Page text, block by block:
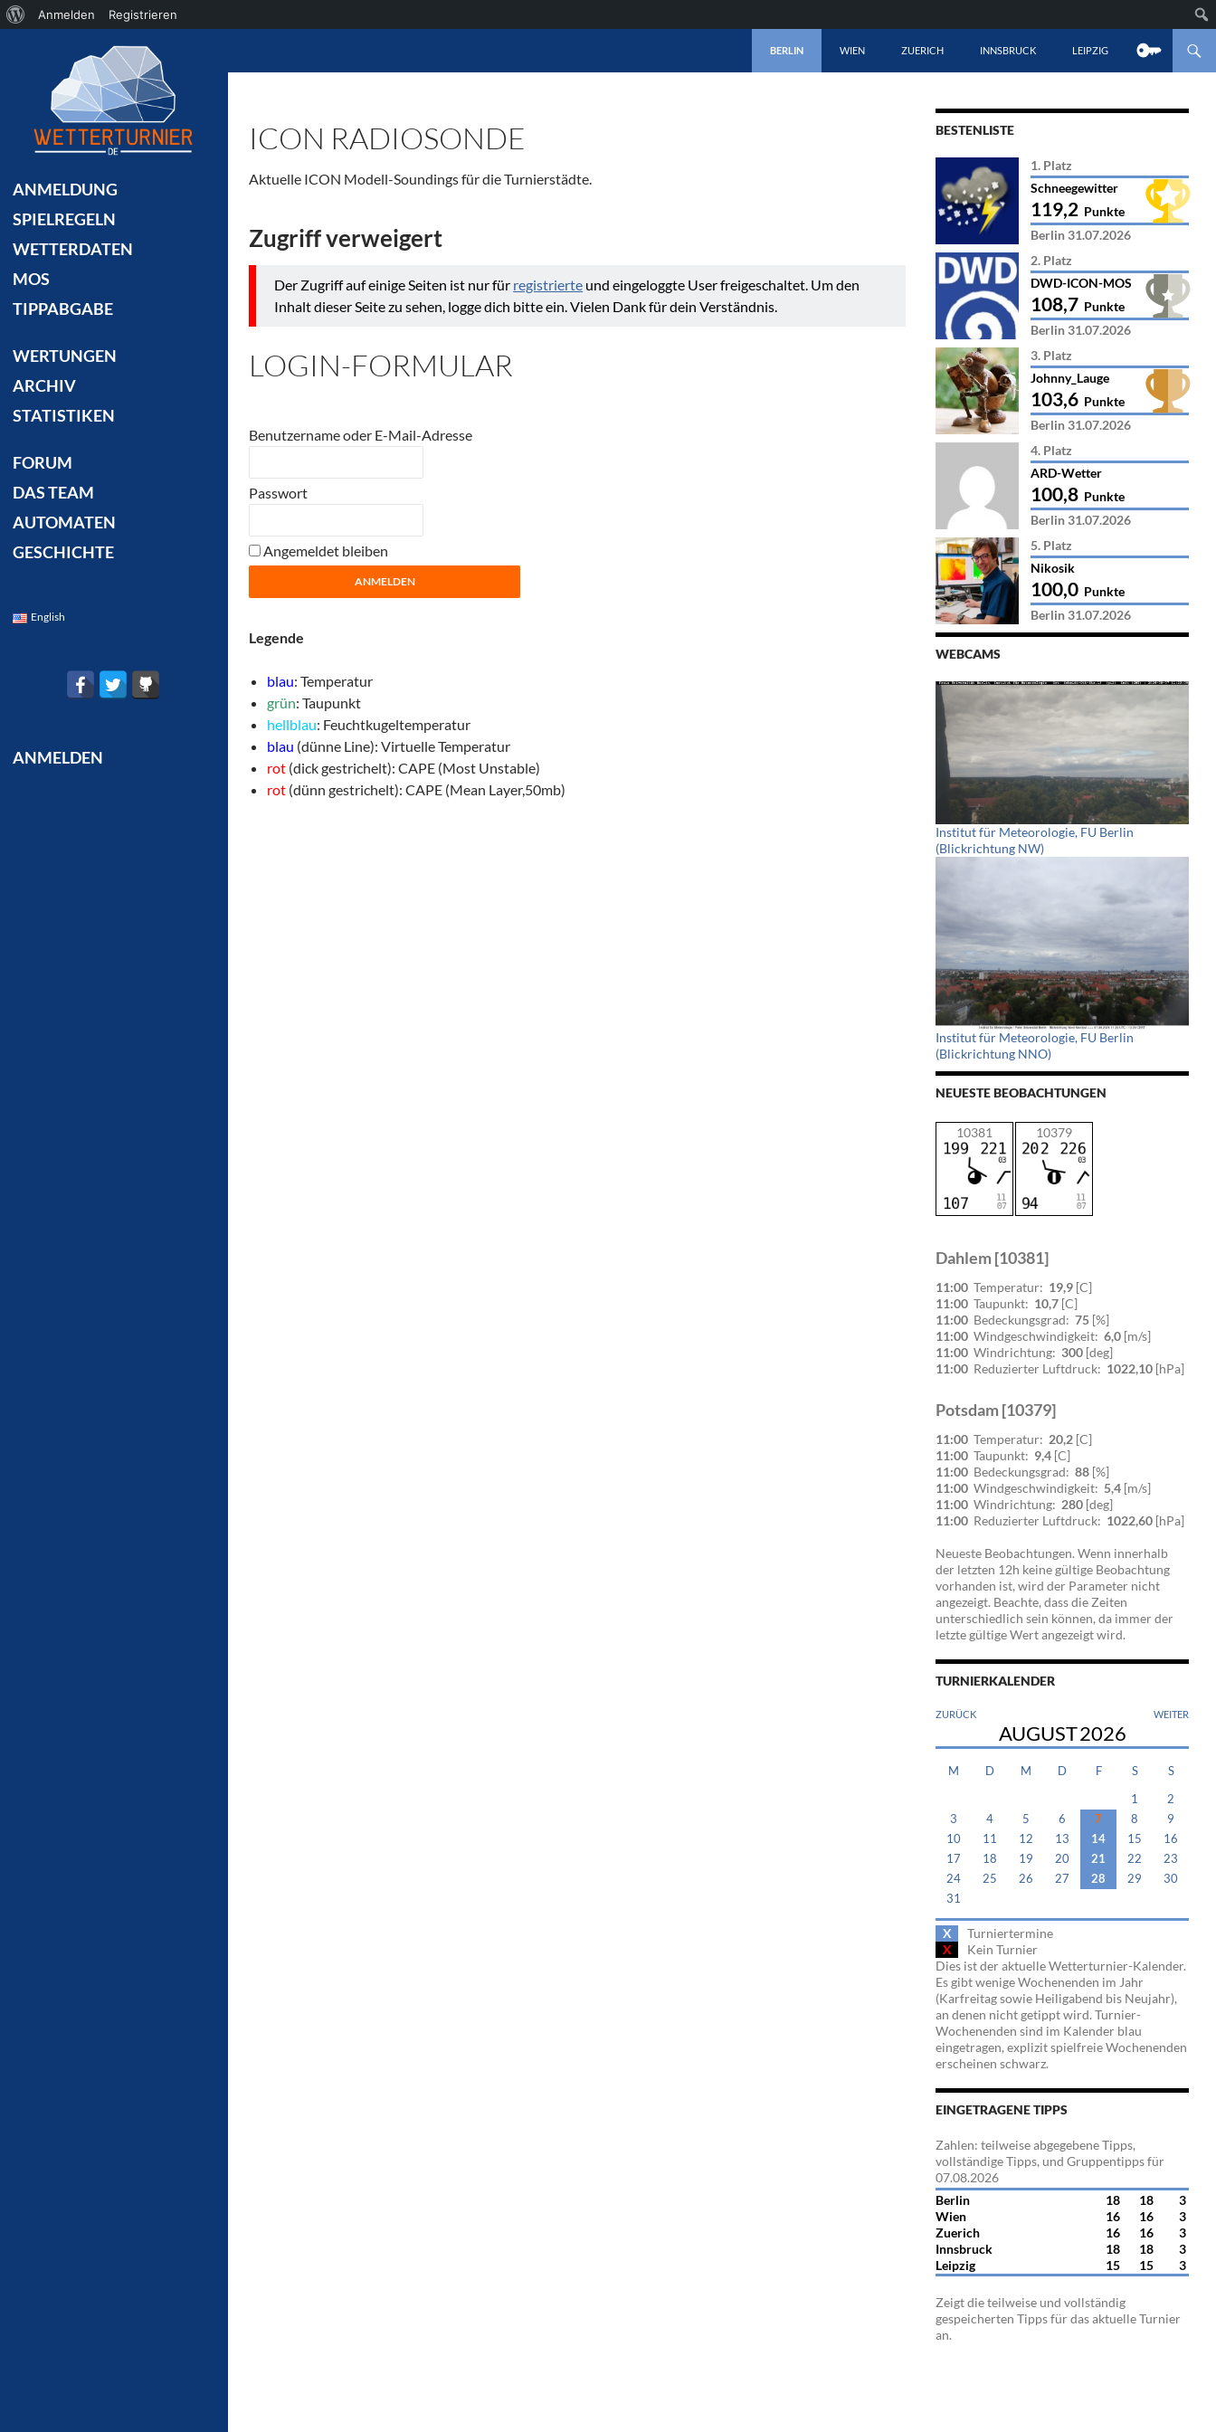
BERLIN
WIEN ZUERICH INNSBRUCK LEIPZIG
ICON RADIOSONDE
Aktuelle ICON Modell-Soundings für die Turnierstädte.
Zugriff verweigert
Der Zugriff auf einige Seiten ist nur für registrierte und eingeloggte User freigeschaltet. Um den
Inhalt dieser Seite zu sehen, logge dich bitte ein. Vielen Dank für dein Verständnis.
LOGIN-FORMULAR
Benutzername oder E-Mail-Adresse
Passwort
Angemeldet bleiben
Legende
blau: Temperatur
grün: Taupunkt
hellblau: Feuchtkugeltemperatur
blau (dünne Line): Virtuelle Temperatur
rot (dick gestrichelt): CAPE (Most Unstable)
rot (dünn gestrichelt): CAPE (Mean Layer,50mb)
BESTENLISTE
1. Platz
Schneegewitter
119,2 Punkte
Berlin 31.07.2026
2. Platz
DWD-ICON-MOS
108,7 Punkte
Berlin 31.07.2026
3. Platz
Johnny_Lauge
103,6 Punkte
Berlin 31.07.2026
4. Platz
ARD-Wetter
100,8 Punkte
Berlin 31.07.2026
5. Platz
Nikosik
100,0 Punkte
Berlin 31.07.2026
WEBCAMS
Institut für Meteorologie, FU Berlin
(Blickrichtung NW)
Institut für Meteorologie, FU Berlin
(Blickrichtung NNO)
NEUESTE BEOBACHTUNGEN
10381 10379
Dahlem [10381]
11:00 Temperatur: 19,9 [C]
11:00 Taupunkt: 10,7 [C]
11:00 Bedeckungsgrad: 75 [%]
11:00 Windgeschwindigkeit: 6,0 [m/s]
11:00 Windrichtung: 300 [deg]
11:00 Reduzierter Luftdruck: 1022,10 [hPa]
Potsdam [10379]
11:00 Temperatur: 20,2 [C]
11:00 Taupunkt: 9,4 [C]
11:00 Bedeckungsgrad: 88 [%]
11:00 Windgeschwindigkeit: 5,4 [m/s]
11:00 Windrichtung: 280 [deg]
11:00 Reduzierter Luftdruck: 1022,60 [hPa]
Neueste Beobachtungen. Wenn innerhalb
der letzten 12h keine gültige Beobachtung
vorhanden ist, wird der Parameter nicht
angezeigt. Beachte, dass die Zeiten
unterschiedlich sein können, da immer der
letzte gültige Wert angezeigt wird.
TURNIERKALENDER
ZURÜCK WEITER
AUGUST2026
M D M D F S S
1
2
3
4 5 6 7 8
9
10
11 12 13 14 15
16
17
18 19 20 21 22
23
24
25 26 27 28 29
30
31
X
Turniertermine
X
Kein Turnier
Dies ist der aktuelle Wetterturnier-Kalender.
Es gibt wenige Wochenenden im Jahr
(Karfreitag sowie Heiligabend bis Neujahr),
an denen nicht getippt wird. Turnier-
Wochenenden sind im Kalender blau
eingetragen, explizit spielfreie Wochenenden
erscheinen schwarz.
EINGETRAGENE TIPPS
Zahlen: teilweise abgegebene Tipps,
vollständige Tipps, und Gruppentipps für
07.08.2026
Berlin
18 18
3
Wien
16 16
3
Zuerich
16 16
3
Innsbruck
18 18
3
Leipzig
15 15 3
Zeigt die teilweise und vollständig
gespeicherten Tipps für das aktuelle Turnier
an.
ANMELDUNG
SPIELREGELN
WETTERDATEN
MOS
TIPPABGABE
WERTUNGEN
ARCHIV
STATISTIKEN
FORUM
DAS TEAM
AUTOMATEN
GESCHICHTE
English
ANMELDEN
Über
Anmelden Registrieren